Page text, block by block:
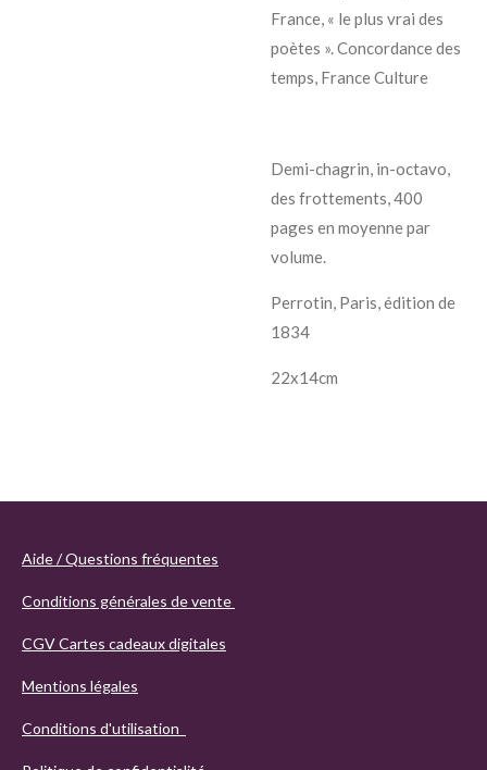
France, « le plus vrai des
poètes ». Concordance des
temps, France Culture
Demi-chagrin, in-octavo,
des frottements, 400
pages en moyenne par
volume.
Perrotin, Paris, édition de
1834
22x14cm
Aide / Questions fréquentes
Conditions générales de vente
CGV Cartes cadeaux digitales
Mentions légales
Conditions d'utilisation